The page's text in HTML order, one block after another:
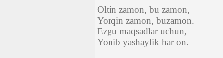
Oltin zamon, bu zamon,
Yorqin zamon, buzamon.
Ezgu maqsadlar uchun,
Yonib yashaylik har on.